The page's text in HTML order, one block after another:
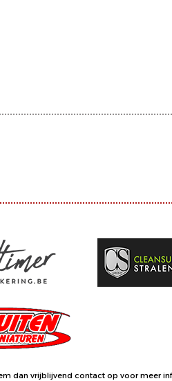
dan vrijblijvend contact op voor meer